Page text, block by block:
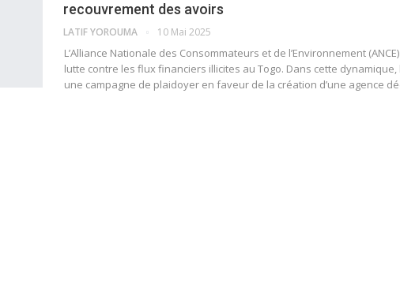
recouvrement des avoirs
LATIF YOROUMA 10 Mai 2025
L’Alliance Nationale des Consommateurs et de l’Environnement
lutte contre les flux financiers illicites au Togo. Dans cette dynamique,
une campagne de plaidoyer en faveur de la création d’une agence